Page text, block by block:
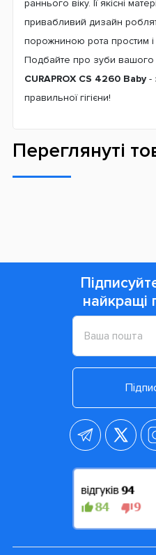
раннього віку. Її якісні
привабливий дизайн
порожниною рота простим і
Подбайте про зуби
CURAPROX CS 4260 Baby -
правильної гігієни!
Переглянуті
найкращі